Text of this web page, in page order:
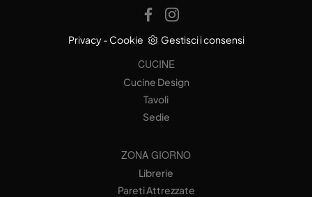
Privacy- Cookie Gestisci i consensi
CUCINE
Cucine Design
Tavoli
Sedie
ZONA GIORNO
Librerie
Pareti Attrezzate